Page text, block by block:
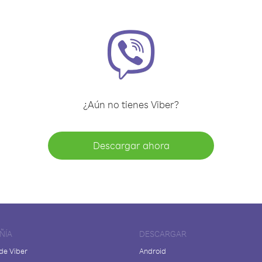
¿Aún no tienes Viber?
Descargar ahora
Viber
DESCARGAR
Android